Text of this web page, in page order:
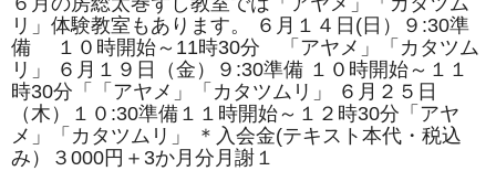
リ」体験教室もあります。 ６月１４日(日）９:30準
備 １０時開始～11時30分 「アヤメ」「カタツム
リ」 ６月１９日（金）９:30準備 １０時開始～１１
時30分「「アヤメ」「カタツムリ」 ６月２５日
（木）１０:30準備１１時開始～１２時30分「アヤ
メ」「カタツムリ」 ＊入会金(テキスト本代・税込
み）３000円＋3か月分月謝１